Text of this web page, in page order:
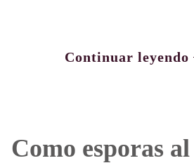
Continuar leyendo
Como esporas